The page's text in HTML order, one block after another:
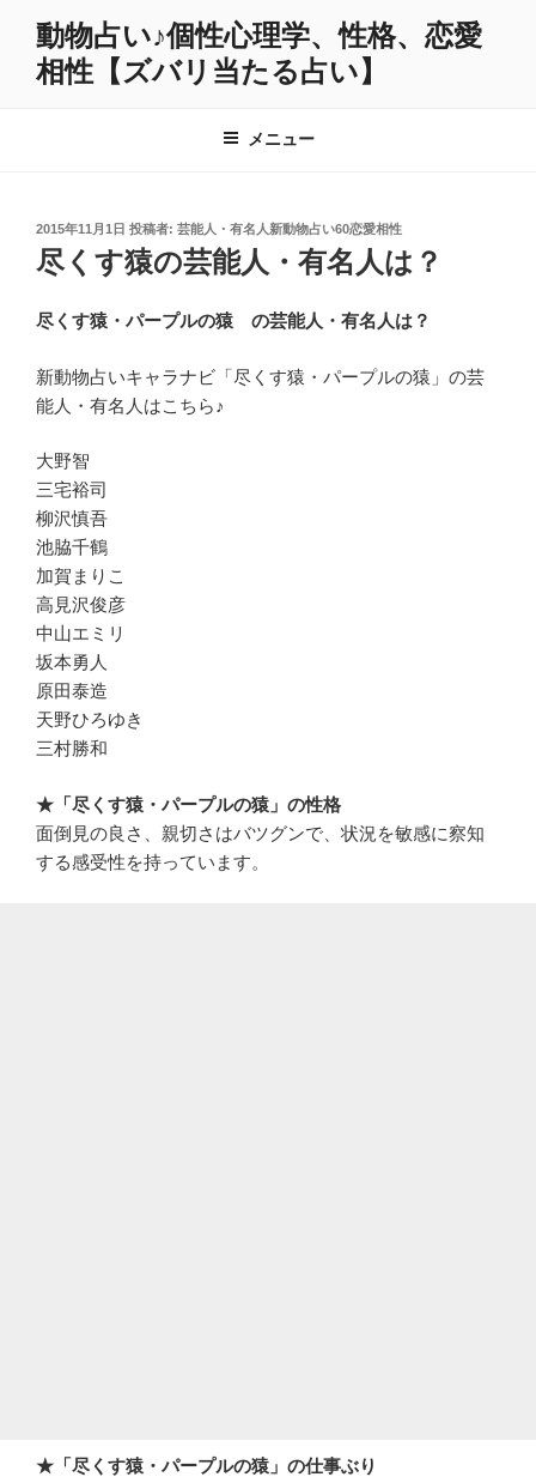
動物占い♪個性心理学、性格、恋愛
相性【ズバリ当たる占い】
メニュー
投
稿
日:
2015年11月1日 投稿者: 芸能人・有名人新動物占い60恋愛相性
尽くす猿の芸能人・有名人は？
尽くす猿・パープルの猿 の芸能人・有名人は？
新動物占いキャラナビ「尽くす猿・パープルの猿」の芸
能人・有名人はこちら♪
大野智
三宅裕司
柳沢慎吾
池脇千鶴
加賀まりこ
高見沢俊彦
中山エミリ
坂本勇人
原田泰造
天野ひろゆき
三村勝和
★「尽くす猿・パープルの猿」の性格
面倒見の良さ、親切さはバツグンで、状況を敏感に察知
する感受性を持っています。
★「尽くす猿・パープルの猿」の仕事ぶり